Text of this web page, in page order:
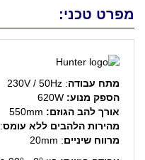
מפרט טכני:
מתח עבודה: 230V / 50Hz
הספק מנוע: 620W
אורך להב הגוזם:
מהירות הלהבים ללא עומס: 1600 RPM
מרווח שיניים: 20mm